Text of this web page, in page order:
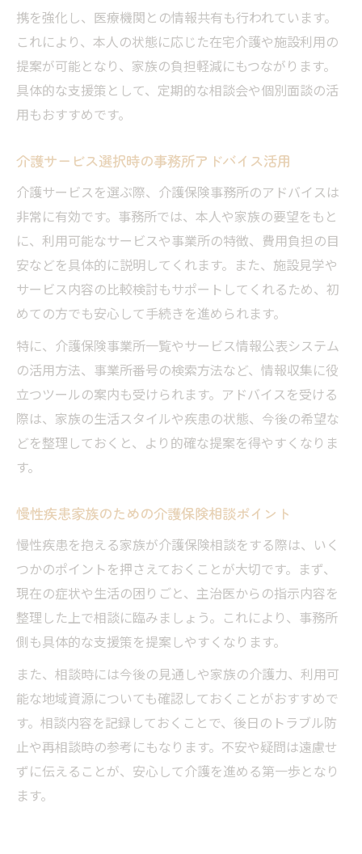
携を強化し、医療機関との情報共有も行われています。
これにより、本人の状態に応じた在宅介護や施設利用の
提案が可能となり、家族の負担軽減にもつながります。
具体的な支援策として、定期的な相談会や個別面談の活
用もおすすめです。
介護サービス選択時の事務所アドバイス活用
介護サービスを選ぶ際、介護保険事務所のアドバイスは
非常に有効です。事務所では、本人や家族の要望をもと
に、利用可能なサービスや事業所の特徴、費用負担の目
安などを具体的に説明してくれます。また、施設見学や
サービス内容の比較検討もサポートしてくれるため、初
めての方でも安心して手続きを進められます。
特に、介護保険事業所一覧やサービス情報公表システム
の活用方法、事業所番号の検索方法など、情報収集に役
立つツールの案内も受けられます。アドバイスを受ける
際は、家族の生活スタイルや疾患の状態、今後の希望な
どを整理しておくと、より的確な提案を得やすくなりま
す。
慢性疾患家族のための介護保険相談ポイント
慢性疾患を抱える家族が介護保険相談をする際は、いく
つかのポイントを押さえておくことが大切です。まず、
現在の症状や生活の困りごと、主治医からの指示内容を
整理した上で相談に臨みましょう。これにより、事務所
側も具体的な支援策を提案しやすくなります。
また、相談時には今後の見通しや家族の介護力、利用可
能な地域資源についても確認しておくことがおすすめで
す。相談内容を記録しておくことで、後日のトラブル防
止や再相談時の参考にもなります。不安や疑問は遠慮せ
ずに伝えることが、安心して介護を進める第一歩となり
ます。